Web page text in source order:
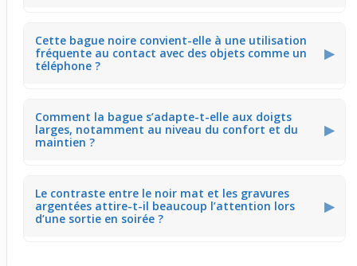
l’épaisseur de la bague. En posant la main sur une table
pour écrire, on ne perçoit presque pas le relief, ce qui
évite toute gêne.
Cette bague noire convient-elle à une utilisation
fréquente au contact avec des objets comme un
téléphone ?
▶
sans s’écailler facilement. En utilisant un smartphone au
quotidien, la bague ne perd pas son éclat ni son allure
urbaine.
Comment la bague s’adapte-t-elle aux doigts
larges, notamment au niveau du confort et du
maintien ?
▶
même sur des doigts légèrement plus larges, sans serrer
excessivement. En portant un verre ou en faisant la
vaisselle, elle reste confortable et bien en place.
Le contraste entre le noir mat et les gravures
argentées attire-t-il beaucoup l’attention lors
d’une sortie en soirée ?
▶